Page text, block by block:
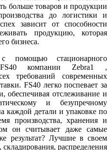
больше товаров и продукции
до логистики и
зависит от способности
продукцию, которая
бизнеса.
помощью стационарного
FS40 компании Zebra1 ,
требований современных
FS40 легко поспевает за
отслеживание и
и безупречному
каждой детали и упаковке по
производства, хранения и
он считывает даже самые
результат? Лучшие в своем
распределения